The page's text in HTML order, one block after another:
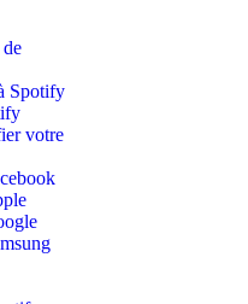
Spotify
votre